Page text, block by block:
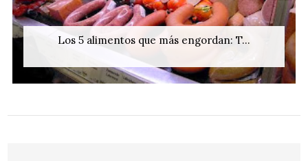
Los 5 alimentos que más engordan: T...